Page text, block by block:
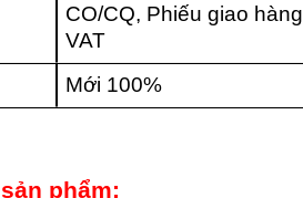
CO/CQ, Phiếu giao
VAT
Mới 100%
phẩm: